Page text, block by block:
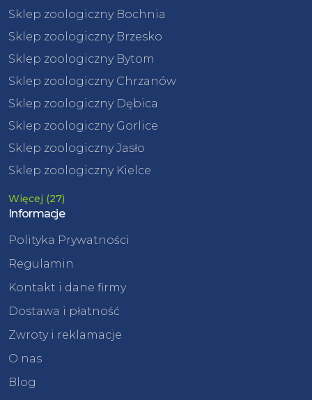
Sklep zoologiczny Bochnia
Sklep zoologiczny Brzesko
Sklep zoologiczny Bytom
Sklep zoologiczny Chrzanów
Sklep zoologiczny Dębica
Sklep zoologiczny Gorlice
Sklep zoologiczny Jasło
Sklep zoologiczny Kielce
Więcej (27)
Informacje
Polityka Prywatności
Regulamin
Kontakt i dane firmy
Dostawa i płatność
Zwroty i reklamacje
O nas
Blog